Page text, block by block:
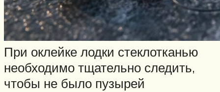
При оклейке лодки стеклотканью
необходимо тщательно следить,
чтобы не было пузырей